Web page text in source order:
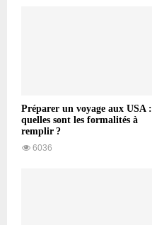
Préparer un voyage aux USA :
quelles sont les formalités à
remplir ?
6036